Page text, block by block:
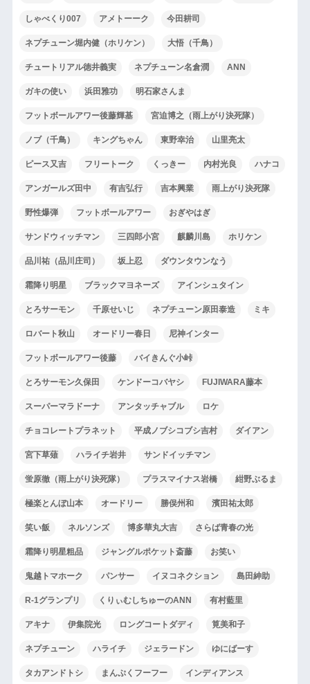
しゃべくり007 アメトーーク 今田耕司
ネプチューン堀内健（ホリケン） 大悟（千鳥）
チュートリアル徳井義実 ネプチューン名倉潤 ANN
ガキの使い 浜田雅功 明石家さんま
フットボールアワー後藤輝基 宮迫博之（雨上がり決死隊）
ノブ（千鳥） キングちゃん 東野幸治 山里亮太
ピース又吉 フリートーク くっきー 内村光良 ハナコ
アンガールズ田中 有吉弘行 吉本興業 雨上がり決死隊
野性爆弾 フットボールアワー おぎやはぎ
サンドウィッチマン 三四郎小宮 麒麟川島 ホリケン
品川祐（品川庄司） 坂上忍 ダウンタウンなう
霜降り明星 ブラックマヨネーズ アインシュタイン
とろサーモン 千原せいじ ネプチューン原田泰造 ミキ
ロバート秋山 オードリー春日 尼神インター
フットボールアワー後藤 バイきんぐ小峠
とろサーモン久保田 ケンドーコバヤシ FUJIWARA藤本
スーパーマラドーナ アンタッチャブル ロケ
チョコレートプラネット 平成ノブシコブシ吉村 ダイアン
宮下草薙 ハライチ岩井 サンドイッチマン
蛍原徹（雨上がり決死隊） プラスマイナス岩橋 紺野ぶるま
極楽とんぼ山本 オードリー 勝俣州和 濱田祐太郎
笑い飯 ネルソンズ 博多華丸大吉 さらば青春の光
霜降り明星粗品 ジャングルポケット斎藤 お笑い
鬼越トマホーク パンサー イヌコネクション 島田紳助
R-1グランプリ くりぃむしちゅーのANN 有村藍里
アキナ 伊集院光 ロングコートダディ 筧美和子
ネプチューン ハライチ ジェラードン ゆにばーす
タカアンドトシ まんぷくフーフー インディアンス